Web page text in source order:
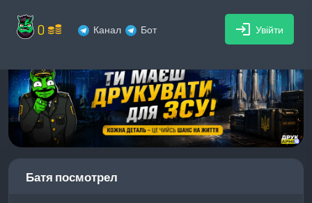
0 Канал Бот login Увійти
Батя посмотрел